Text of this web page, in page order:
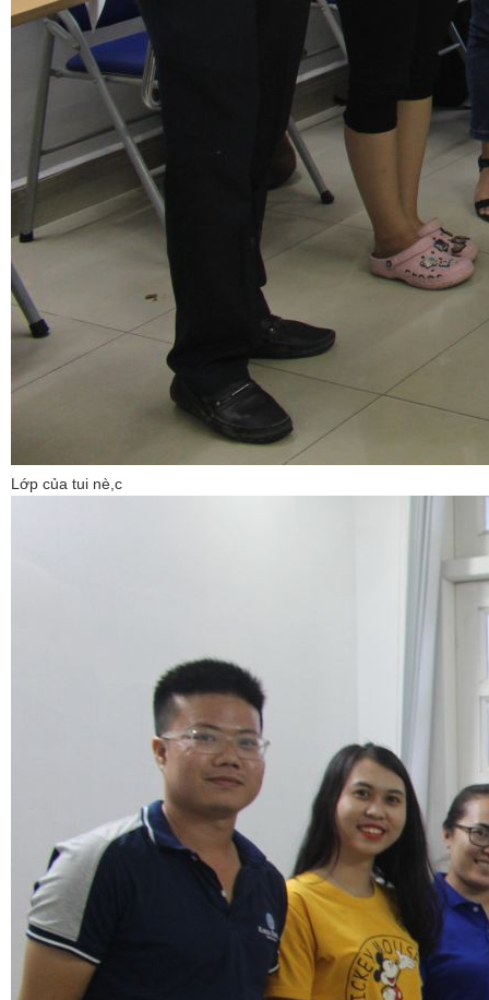
Lớp của tui nè,c